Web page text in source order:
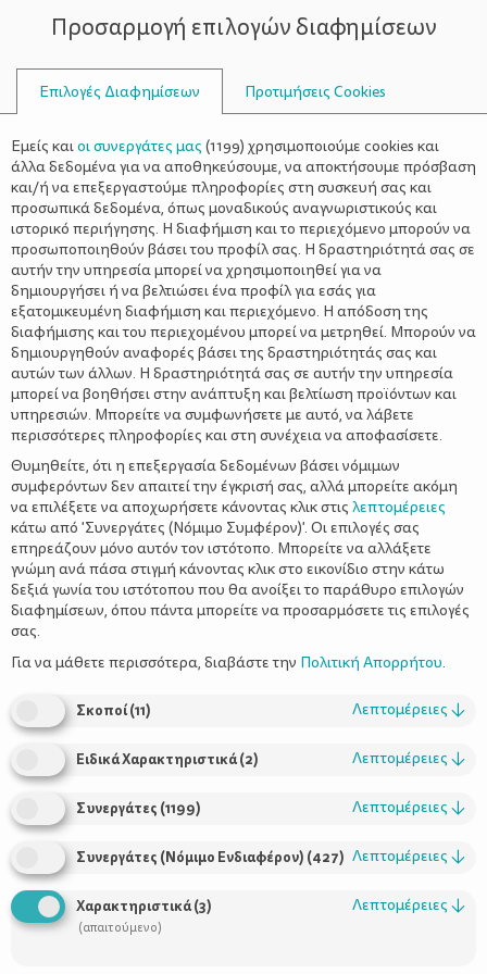
ΣΥΜΒΟΥΛΟΙ
ΠΡΌΓΡΑΜΜΑ ΕΜΒΟΛΙΑΣΜΏΝ
Υγεία και παιδί
Χρήσιμοι Σύνδεσμοι
Τι είναι το ΔΕΛΤΑ moms
Προσαρμογή επιλογών διαφημίσεων
Επιλογές Διαφημίσεων Προτιμήσεις Cookies
Εμείς καιοι συνεργάτες μας (1199) χρησιμοποιούμε cookies και
άλλα δεδομένα για να αποθηκεύσουμε, να αποκτήσουμε πρόσβαση
και/ή να επεξεργαστούμε πληροφορίες στη συσκευή σας και
προσωπικά δεδομένα, όπως μοναδικούς αναγνωριστικούς και
ιστορικό περιήγησης. Η διαφήμιση και το περιεχόμενο μπορούν να
προσωποποιηθούν βάσει του προφίλ σας. Η δραστηριότητά σας σε
αυτήν την υπηρεσία μπορεί να χρησιμοποιηθεί για να
δημιουργήσει ή να βελτιώσει ένα προφίλ για εσάς για
εξατομικευμένη διαφήμιση και περιεχόμενο. Η απόδοση της
διαφήμισης και του περιεχομένου μπορεί να μετρηθεί. Μπορούν να
δημιουργηθούν αναφορές βάσει της δραστηριότητάς σας και
αυτών των άλλων. Η δραστηριότητά σας σε αυτήν την υπηρεσία
μπορεί να βοηθήσει στην ανάπτυξη και βελτίωση προϊόντων και
υπηρεσιών. Μπορείτε να συμφωνήσετε με αυτό, να λάβετε
περισσότερες πληροφορίες και στη συνέχεια να αποφασίσετε.
Θυμηθείτε, ότι η επεξεργασία δεδομένων βάσει νόμιμων
συμφερόντων δεν απαιτεί την έγκρισή σας, αλλά μπορείτε ακόμη
να επιλέξετε να αποχωρήσετε κάνοντας κλικ στις λεπτομέρειες
κάτω από 'Συνεργάτες (Νόμιμο Συμφέρον)'. Οι επιλογές σας
επηρεάζουν μόνο αυτόν τον ιστότοπο. Μπορείτε να αλλάξετε
γνώμη ανά πάσα στιγμή κάνοντας κλικ στο εικονίδιο στην κάτω
δεξιά γωνία του ιστότοπου που θα ανοίξει το παράθυρο επιλογών
διαφημίσεων, όπου πάντα μπορείτε να προσαρμόσετε τις επιλογές
σας.
Για να μάθετε περισσότερα, διαβάστε την Πολιτική Απορρήτου.
Σκοποί(11) Λεπτομέρειες ↓
Ειδικά Χαρακτηριστικά(2) Λεπτομέρειες ↓
Συνεργάτες (1199) Λεπτομέρειες ↓
Συνεργάτες (Νόμιμο Ενδιαφέρον) (427) Λεπτομέρειες ↓
Χαρακτηριστικά(3)
(απαιτούμενο)
Λεπτομέρειες ↓